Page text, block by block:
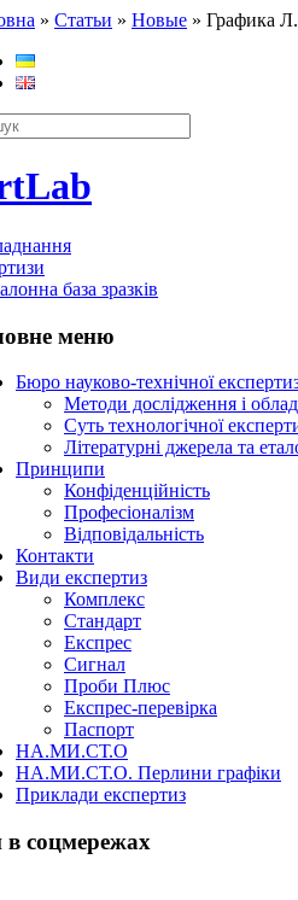
» Статьи » Новые » Графика
база зразків
меню
Бюро науково-технічної
Методи дослідження і
Суть технологічної
Літературні джерела та
Принципи
Конфіденційність
Професіоналізм
Відповідальність
Контакти
Види експертиз
Комплекс
Стандарт
Експрес
Сигнал
Проби Плюс
Експрес-перевірка
Паспорт
НА.МИ.СТ.О
НА.МИ.СТ.О. Перлини графіки
Приклади експертиз
соцмережах